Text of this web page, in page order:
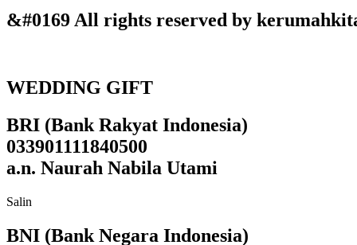
&#0169 All rights reserved by
WEDDING GIFT
BRI (Bank Rakyat Indonesia)
033901111840500
a.n. Naurah Nabila Utami
Salin
BNI (Bank Negara Indonesia)